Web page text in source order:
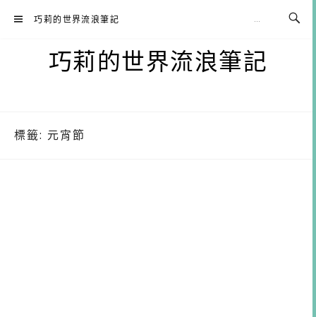
巧莉的世界流浪筆記
巧莉的世界流浪筆記
標籤: 元宵節